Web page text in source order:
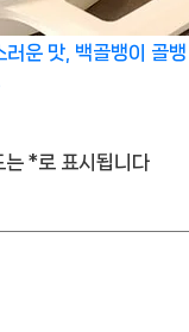
운 맛, 백골뱅이 골뱅
는 *로 표시됩니다